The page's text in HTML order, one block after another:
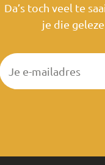
Da’s toch veel te
je die